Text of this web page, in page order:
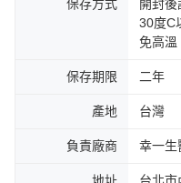
保存方式
開封
30度C
免高溫
保存期限 二年
產地 台灣
負責廠商 幸一生